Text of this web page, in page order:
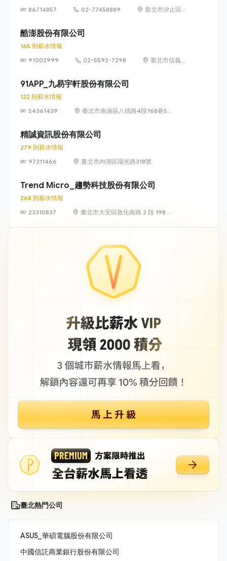
86714857 02-77458889
新北市汐止區新
酷澎股份有限公司
165 則薪水情報
91002999
02-5592-7298
臺北市信義區
91APP_九易宇軒股份有限公司
122 則薪水情報
54361439
臺北市南港區八德路4段768巷5號
精誠資訊股份有限公司
279 則薪水情報
97311466
臺北市內湖區瑞光路318號
Trend Micro_趨勢科技股份有限公司
268 則薪水情報
23310837
臺北市大安區敦化南路 2 段 198 號
臺北熱門公司
ASUS_華碩電腦股份有限公司
中國信託商業銀行股份有限公司